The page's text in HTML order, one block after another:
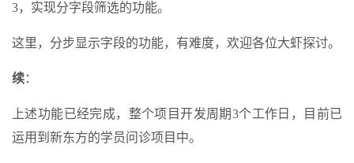
3，实现分字段筛选的功能。
这里，分步显示字段的功能，有难度，欢迎各位大虾探讨。
续：
上述功能已经完成，整个项目开发周期3个工作日，目前已
运用到新东方的学员问诊项目中。